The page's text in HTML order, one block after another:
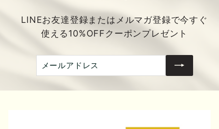
LINEお友達登録またはメルマガ登録で今すぐ
使える10%OFFクーポンプレゼント
ー
録